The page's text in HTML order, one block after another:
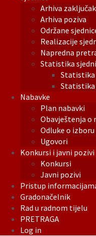
Arhiva
Arhiva poziva
Održane
Realizacije
Napredna
Statistika
Statistika
Statistika
Nabavke
Plan nabavki
Obavještenja o
Odluke o
Ugovori
Konkursi i javni pozivi
Konkursi
Javni pozivi
Pristup
Gradonačelnik
Rad u radnom tijelu
PRETRAGA
Log in